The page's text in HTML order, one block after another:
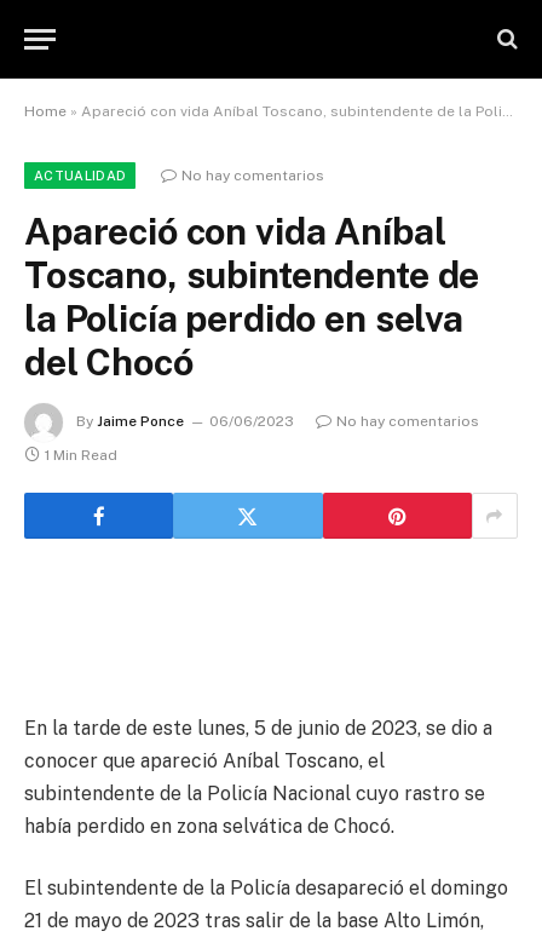
Home » Apareció con vida Aníbal Toscano, subintendente de la Policía perdido en selva del Chocó
ACTUALIDAD No hay comentarios
Apareció con vida Aníbal
Toscano, subintendente de
la Policía perdido en selva
del Chocó
By Jaime Ponce 06/06/2023
No hay comentarios
1 Min Read
En la tarde de este lunes, 5 de junio de 2023, se dio a
conocer que apareció Aníbal Toscano, el
subintendente de la Policía Nacional cuyo rastro se
había perdido en zona selvática de Chocó.
El subintendente de la Policía desapareció el domingo
21 de mayo de 2023 tras salir de la base Alto Limón,